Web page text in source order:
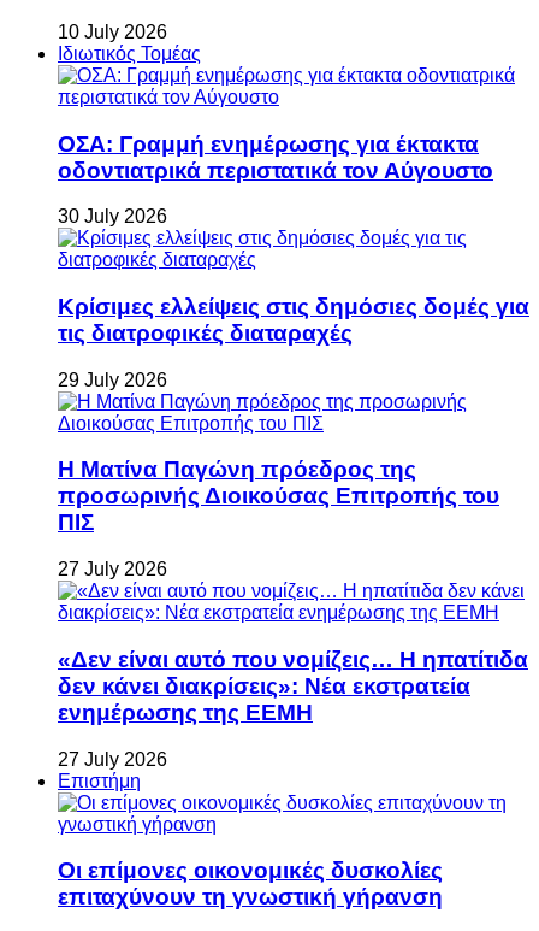
10 July 2026
Ιδιωτικός Τομέας
ΟΣΑ: Γραμμή ενημέρωσης για έκτακτα
οδοντιατρικά περιστατικά τον Αύγουστο
30 July 2026
Κρίσιμες ελλείψεις στις δημόσιες δομές για
τις διατροφικές διαταραχές
29 July 2026
Η Ματίνα Παγώνη πρόεδρος της
προσωρινής Διοικούσας Επιτροπής του
ΠΙΣ
27 July 2026
«Δεν είναι αυτό που νομίζεις… Η ηπατίτιδα
δεν κάνει διακρίσεις»: Νέα εκστρατεία
ενημέρωσης της ΕΕΜΗ
27 July 2026
Επιστήμη
Οι επίμονες οικονομικές δυσκολίες
επιταχύνουν τη γνωστική γήρανση